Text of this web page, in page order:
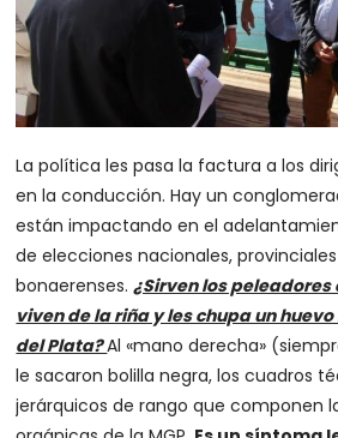
La política les pasa la factura a los
en la conducción. Hay un
están impactando en el
de elecciones nacionales,
bonaerenses.¿Sirven los
viven de la riña y les chupa un
del Plata?Al «mano derecha»
le sacaron bolilla negra, los cuadros
jerárquicos de rango que componen